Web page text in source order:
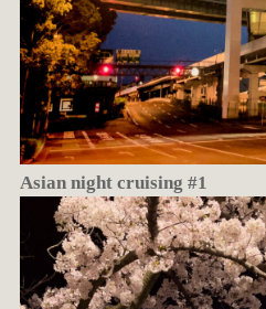
Asian night cruising #1